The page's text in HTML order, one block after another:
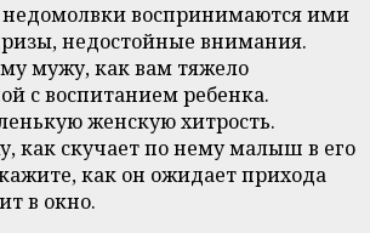
недомолвки воспринимаются ими
недостойные внимания.
мужу, как вам тяжело
с воспитанием ребенка.
женскую хитрость.
как скучает по нему малыш в его
как он ожидает прихода
в окно.